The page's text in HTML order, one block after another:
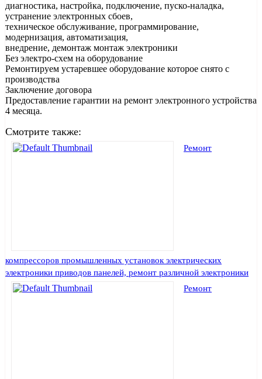
диагностика, настройка, подключение, пуско-наладка,
устранение электронных сбоев,
техническое обслуживание, программирование,
модернизация, автоматизация,
внедрение, демонтаж монтаж электроники
Без электро-схем на оборудование
Ремонтируем устаревшее оборудование которое снято с
производства
Заключение договора
Предоставление гарантии на ремонт электронного устройства
4 месяца.
Смотрите также:
Ремонт
компрессоров промышленных установок электрических
электроники приводов панелей, ремонт различной электроники
Ремонт